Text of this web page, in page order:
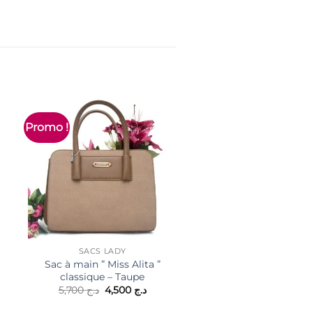
Promo !
SACS LADY
Sac à main ” Miss Alita ”
classique – Taupe
د.ج5,700 Le
prix
د.ج 4,500 Le